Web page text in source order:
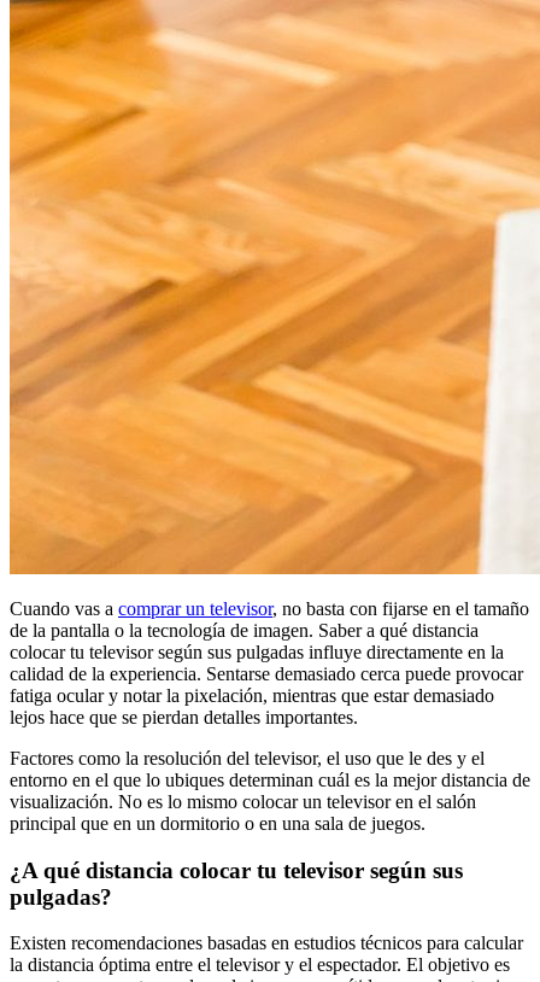
Cuando vas a comprar un televisor, no basta con fijarse en el tamaño
de la pantalla o la tecnología de imagen. Saber a qué distancia
colocar tu televisor según sus pulgadas influye directamente en la
calidad de la experiencia. Sentarse demasiado cerca puede provocar
fatiga ocular y notar la pixelación, mientras que estar demasiado
lejos hace que se pierdan detalles importantes.
Factores como la resolución del televisor, el uso que le des y el
entorno en el que lo ubiques determinan cuál es la mejor distancia de
visualización. No es lo mismo colocar un televisor en el salón
principal que en un dormitorio o en una sala de juegos.
¿A qué distancia colocar tu televisor según sus
pulgadas?
Existen recomendaciones basadas en estudios técnicos para calcular
la distancia óptima entre el televisor y el espectador. El objetivo es